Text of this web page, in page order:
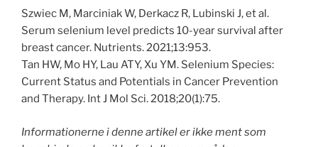
Szwiec M, Marciniak W, Derkacz R, Lubinski J, et al.
Serum selenium level predicts 10-year survival after
breast cancer. Nutrients. 2021;13:953.
Tan HW, Mo HY, Lau ATY, Xu YM. Selenium Species:
Current Status and Potentials in Cancer Prevention
and Therapy. Int J Mol Sci. 2018;20(1):75.
Informationerne i denne artikel er ikke ment som